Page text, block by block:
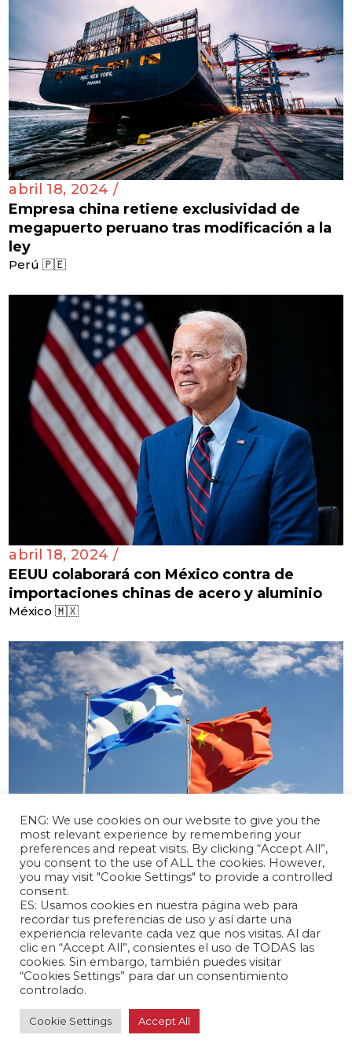
abril 18, 2024 /
Empresa china retiene exclusividad de
megapuerto peruano tras modificación a la
ley
Perú 🇵🇪
abril 18, 2024 /
EEUU colaborará con México contra de
importaciones chinas de acero y aluminio
México 🇲🇽
abril 17, 2024 /
El Salvador y China inician negociaciones
para un TLC
Latinoamérica 🌎
ENG: We use cookies on our website to give you the
most relevant experience by remembering your
preferences and repeat visits. By clicking “Accept All”,
you consent to the use of ALL the cookies. However,
you may visit "Cookie Settings" to provide a controlled
consent.
ES: Usamos cookies en nuestra página web para
recordar tus preferencias de uso y así darte una
experiencia relevante cada vez que nos visitas. Al dar
clic en “Accept All”, consientes el uso de TODAS las
cookies. Sin embargo, también puedes visitar
“Cookies Settings” para dar un consentimiento
controlado.
Cookie Settings Accept All